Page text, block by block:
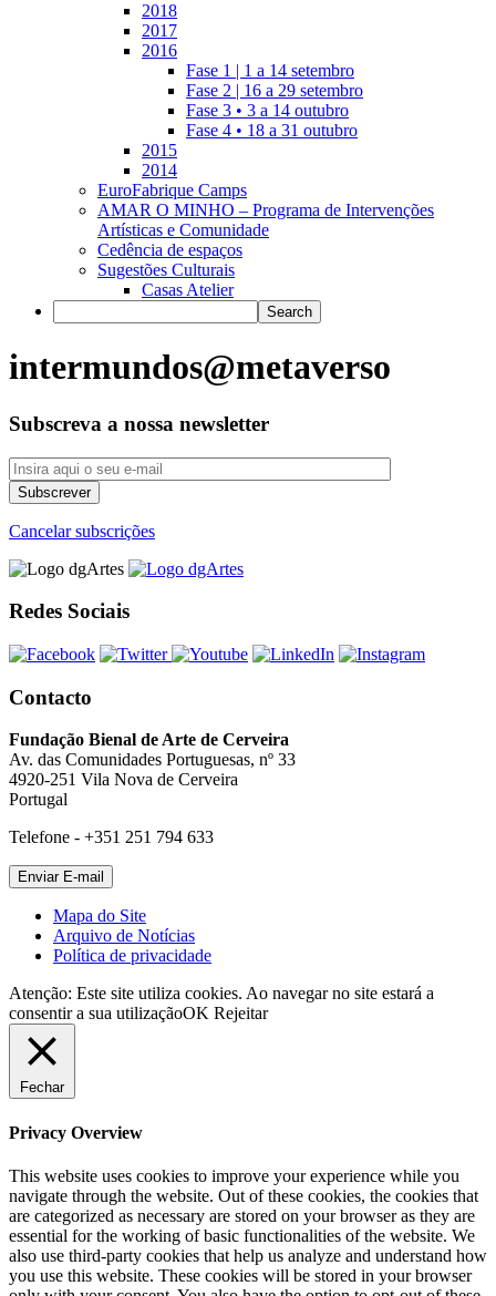
2018
2017
2016
Fase 1 | 1 a 14 setembro
Fase 2 | 16 a 29 setembro
Fase 3 • 3 a 14 outubro
Fase 4 • 18 a 31 outubro
2015
2014
EuroFabrique Camps
AMAR O MINHO – Programa de Intervenções
Artísticas e Comunidade
Cedência de espaços
Sugestões Culturais
Casas Atelier
intermundos@metaverso
Subscreva a nossa newsletter
Cancelar subscrições
Redes Sociais
Contacto
Fundação Bienal de Arte de Cerveira
Av. das Comunidades Portuguesas, nº 33
4920-251 Vila Nova de Cerveira
Portugal
Telefone - +351 251 794 633
Mapa do Site
Arquivo de Notícias
Política de privacidade
Atenção: Este site utiliza cookies. Ao navegar no site estará a
consentir a sua utilizaçãoOK Rejeitar
Fechar
Privacy Overview
This website uses cookies to improve your experience while you
navigate through the website. Out of these cookies, the cookies that
are categorized as necessary are stored on your browser as they are
essential for the working of basic functionalities of the website. We
also use third-party cookies that help us analyze and understand how
you use this website. These cookies will be stored in your browser